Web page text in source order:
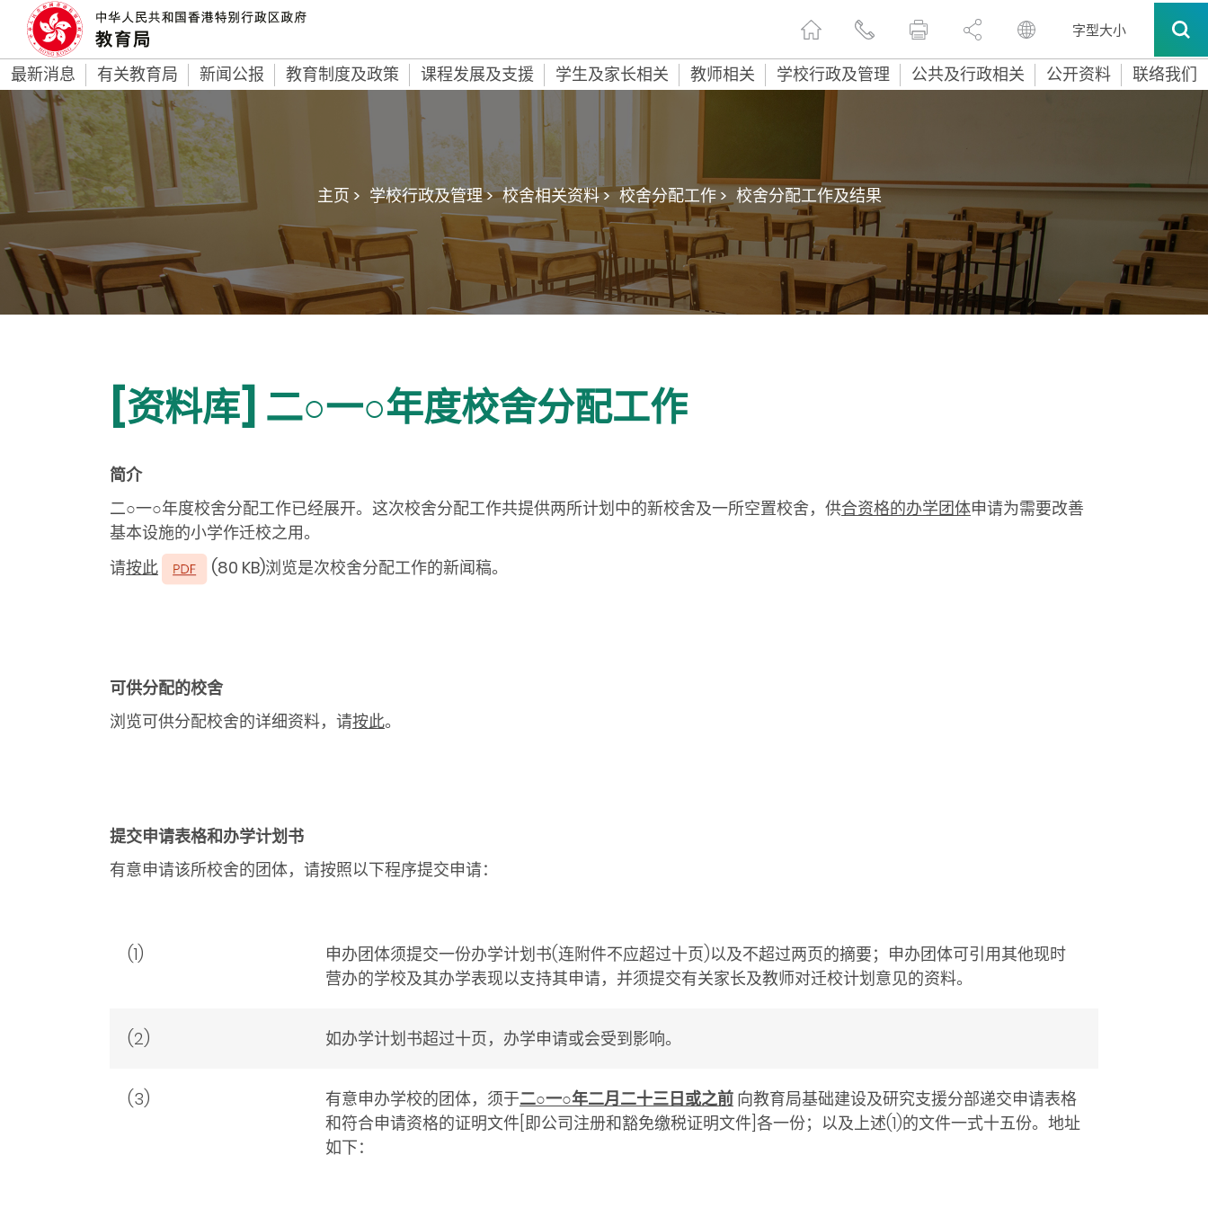
字型大小
最新消息 有关教育局 新闻公报 教育制度及政策 课程发展及支援 学生及家长相关 教师相关 学校行政及管理 公共及行政相关 公开资料 联络我们
主页 > 学校行政及管理 > 校舍相关资料 > 校舍分配工作 > 校舍分配工作及结果
[资料库] 二○一○年度校舍分配工作
简介
二○一○年度校舍分配工作已经展开。这次校舍分配工作共提供两所计划中的新校舍及一所空置校舍，供合资格的办学团体申请为需要改善
基本设施的小学作迁校之用。
请按此 (80 KB)浏览是次校舍分配工作的新闻稿。
可供分配的校舍
浏览可供分配校舍的详细资料，请按此。
提交申请表格和办学计划书
有意申请该所校舍的团体，请按照以下程序提交申请：
(1)
申办团体须提交一份办学计划书(连附件不应超过十页)以及不超过两页的摘要；申办团体可引用其他现时
营办的学校及其办学表现以支持其申请，并须提交有关家长及教师对迁校计划意见的资料。
(2) 如办学计划书超过十页，办学申请或会受到影响。
(3) 有意申办学校的团体，须于二○一○年二月二十三日或之前 向教育局基础建设及研究支援分部递交申请表格
和符合申请资格的证明文件[即公司注册和豁免缴税证明文件]各一份；以及上述(1)的文件一式十五份。地址
如下：